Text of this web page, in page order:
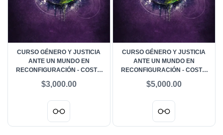
CURSO GÉNERO Y JUSTICIA
ANTE UN MUNDO EN
RECONFIGURACIÓN - COSTO
SEGUNDA DE DOS
$3,000.00
CURSO GÉNERO Y JUSTICIA
ANTE UN MUNDO EN
RECONFIGURACIÓN - COSTO
$5,000.00